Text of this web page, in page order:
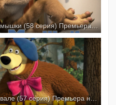
Маша и Медведь - Кошки-мышки (58 серия) Премьера новой серии!
Маша и Медведь - На привале (57 серия) Премьера новой серии!